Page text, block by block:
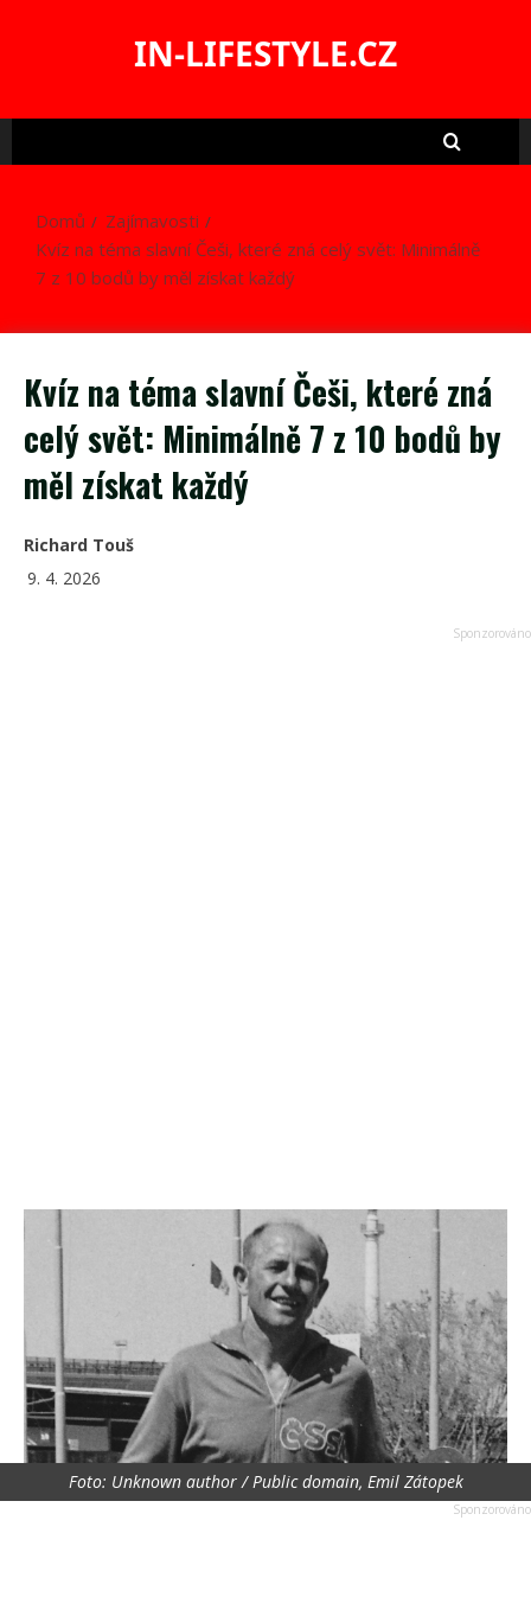
IN-LIFESTYLE.CZ
Domů
Zajímavosti
Kvíz na téma slavní Češi, které zná celý svět: Minimálně
7 z 10 bodů by měl získat každý
Kvíz na téma slavní Češi, které zná
celý svět: Minimálně 7 z 10 bodů by
měl získat každý
Richard Touš
9. 4. 2026
Foto: Unknown author / Public domain, Emil Zátopek